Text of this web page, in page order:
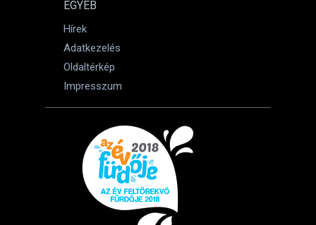
EGYÉB
Hírek
Adatkezelés
Oldaltérkép
Impresszum